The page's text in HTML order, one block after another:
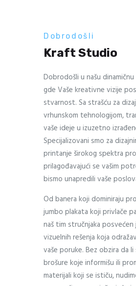
Dobrodošli
Kraft Studio
Dobrodošli u našu
gde Vaše kreativne vizije
stvarnost. Sa strašću za
vrhunskom tehnologijom,
vaše ideje u izuzetno
Specijalizovani smo za
printanje širokog spektra
prilagođavajući se vašim
bismo unapredili vaše
Od banera koji dominiraju
jumbo plakata koji privlače
naš tim stručnjaka
vizuelnih rešenja koja
vaše poruke. Bez obzira da
brošure koje informišu ili
materijali koji se ističu,